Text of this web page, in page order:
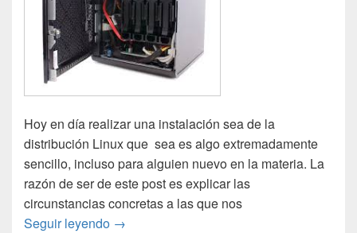
Hoy en día realizar una instalación sea de la
distribución Linux que sea es algo extremadamente
sencillo, incluso para alguien nuevo en la materia. La
razón de ser de este post es explicar las
circunstancias concretas a las que nos
Seguir leyendo Instalación de Ubuntu 12.4 en microserver
→